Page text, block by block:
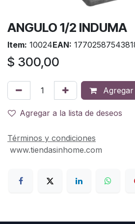
ANGULO 1/2 INDUMA
Item: 10024EAN:
$ 300,00
Agregar a la lista de deseos
Términos y condiciones
www.tiendasinhome.com